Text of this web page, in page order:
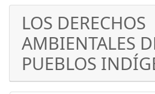
LOS DERECHOS
AMBIENTALES
PUEBLOS